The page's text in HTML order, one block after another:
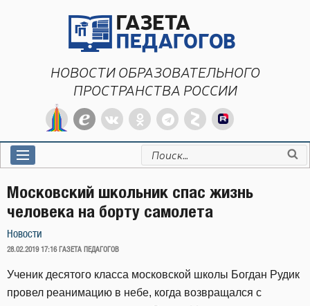
НОВОСТИ ОБРАЗОВАТЕЛЬНОГО
ПРОСТРАНСТВА РОССИИ
Искать:
Московский школьник спас жизнь
человека на борту самолета
Новости
ОПУБЛИКОВАНО
28.02.2019 17:16 ГАЗЕТА ПЕДАГОГОВ
Ученик десятого класса московской школы Богдан Рудик
провел реанимацию в небе, когда возвращался с